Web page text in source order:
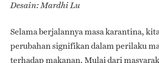
Desain: Mardhi Lu
Selama berjalannya masa karantina,
perubahan signifikan dalam perilaku
terhadap makanan. Mulai dari